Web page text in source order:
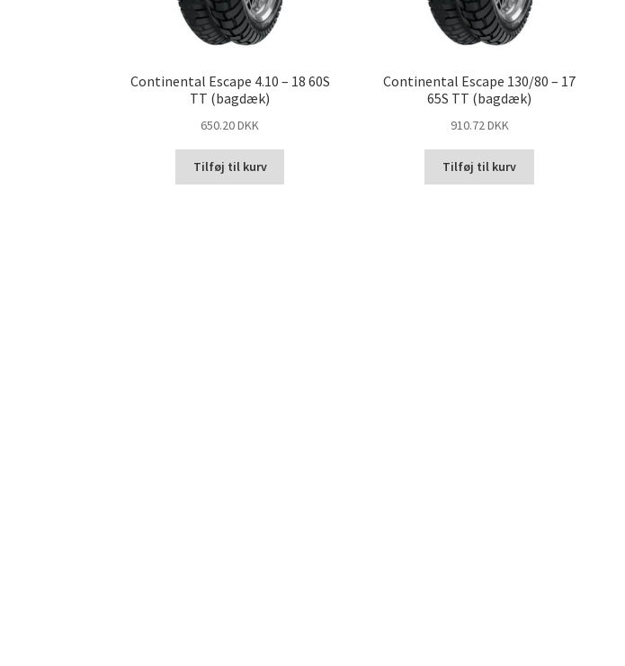
Continental Escape 4.10 – 18 60S
TT (bagdæk)
650.20 DKK
Tilføj til kurv
Continental Escape 130/80 – 17
65S TT (bagdæk)
910.72 DKK
Tilføj til kurv